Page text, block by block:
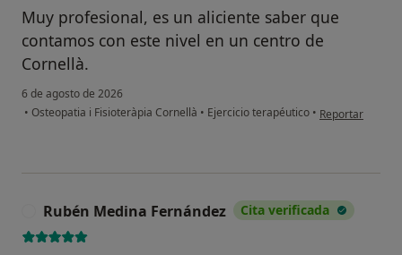
Muy profesional, es un aliciente saber que
contamos con este nivel en un centro de
Cornellà.
6 de agosto de 2026
• Osteopatia i Fisioteràpia Cornellà • Ejercicio terapéutico • en opinión del
Reportar
Rubén Medina Fernández Cita verificada